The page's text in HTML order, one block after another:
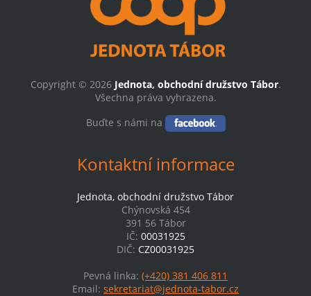
Copyright © 2026 Jednota, obchodní družstvo Tábor.
Všechna práva vyhrazena.
Buďte s námi na
Kontaktní informace
Jednota, obchodní družstvo Tábor
Chýnovská 454
391 56 Tábor
IČ: 00031925
DIČ: CZ00031925
Pevná linka: (+420) 381 406 811
Email: sekretariat@jednota-tabor.cz